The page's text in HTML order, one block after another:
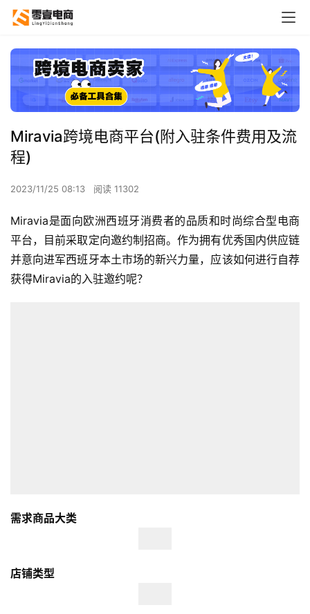
Miravia跨境电商平台(附入驻条件费用及流
程)
2023/11/25 08:13 阅读 11302
Miravia是面向欧洲西班牙消费者的品质和时尚综合型电商
平台，目前采取定向邀约制招商。作为拥有优秀国内供应链
并意向进军西班牙本土市场的新兴力量，应该如何进行自荐
获得Miravia的入驻邀约呢？
需求商品大类
店铺类型